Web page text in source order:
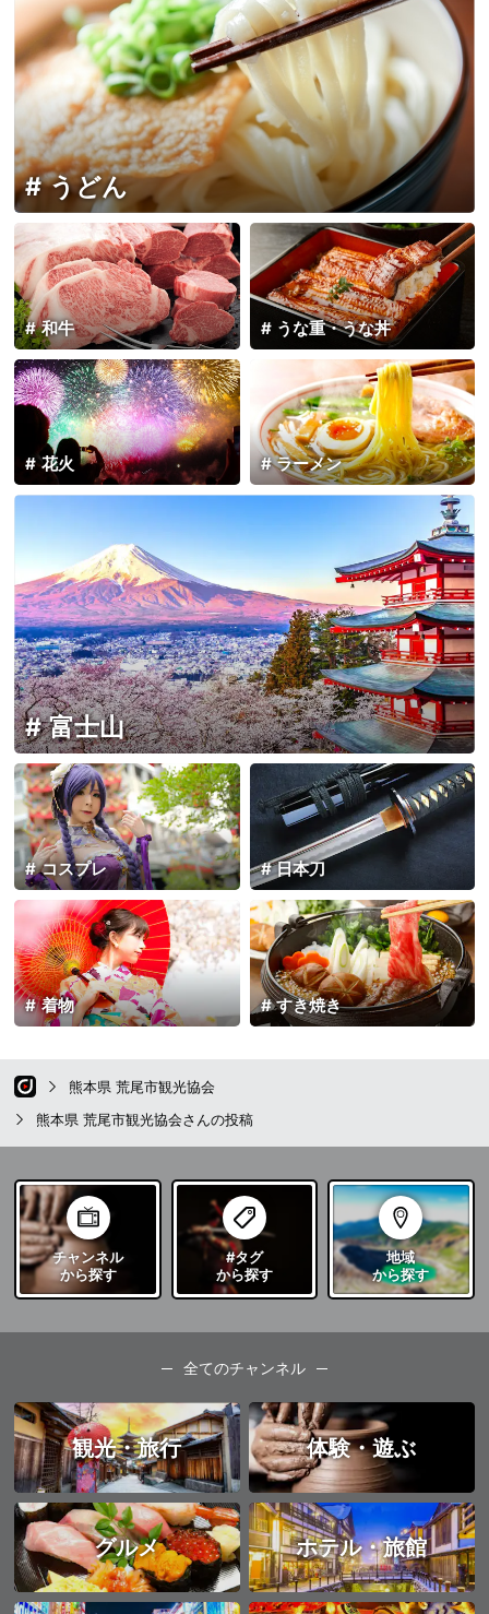
うどん
和牛 うな重・うな丼
花火 ラーメン
富士山
日本刀
コスプレ
すき焼き
着物
熊本県 荒尾市観光協会
熊本県 荒尾市観光協会さんの投稿
チャンネル
から探す
#タグ
から探す
地域
から探す
全てのチャンネル
観光・旅行 体験・遊ぶ
グルメ ホテル・旅館